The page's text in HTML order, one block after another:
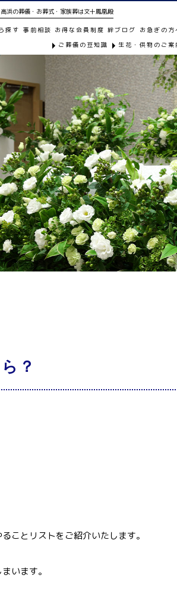
浜の葬儀・お葬式・家族葬は文十鳳凰殿
探す 事前相談 お得な会員制度 絆ブログ
お急ぎの方
生花・供物のご案
ご葬儀の豆知識
？
ことリストをご紹介いたします。
います。